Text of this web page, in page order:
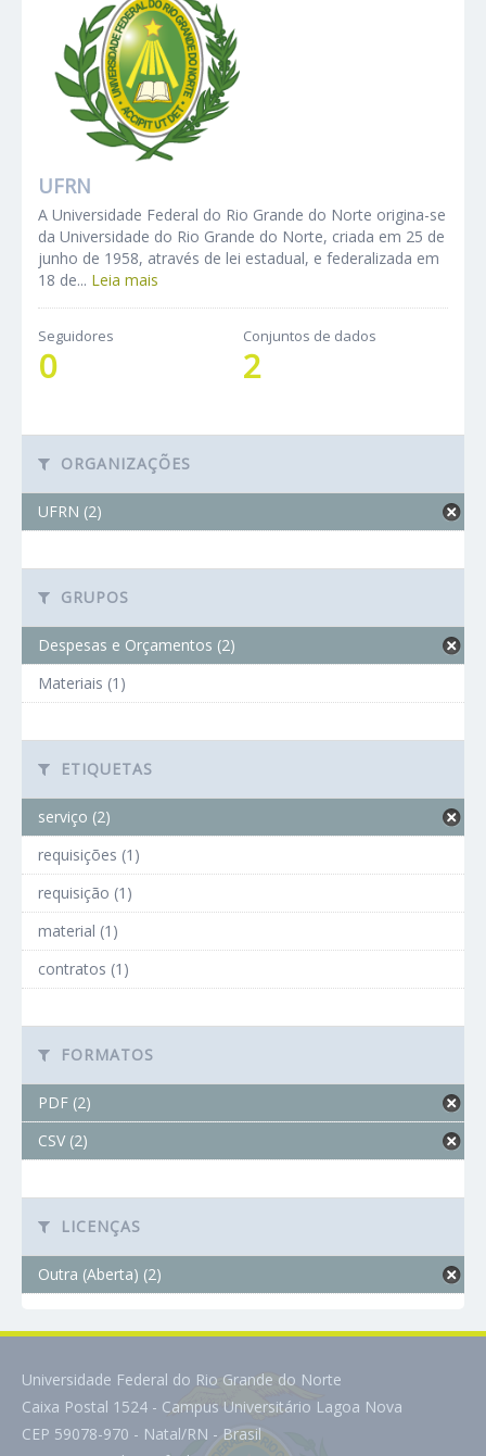
UFRN
A Universidade Federal do Rio Grande do Norte origina-se
da Universidade do Rio Grande do Norte, criada em 25 de
junho de 1958, através de lei estadual, e federalizada em
18 de... Leia mais
Seguidores
0
Conjuntos de dados
2
ORGANIZAÇÕES
UFRN (2)
GRUPOS
Despesas e Orçamentos (2)
Materiais (1)
ETIQUETAS
serviço (2)
requisições (1)
requisição (1)
material (1)
contratos (1)
FORMATOS
PDF (2)
CSV (2)
LICENÇAS
Outra (Aberta) (2)
Universidade Federal do Rio Grande do Norte
Caixa Postal 1524 - Campus Universitário Lagoa Nova
CEP 59078-970 - Natal/RN - Brasil